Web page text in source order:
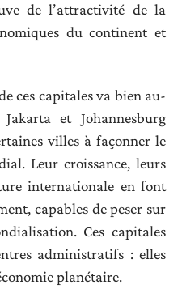
de l’attractivité de la
du continent et
ces capitales va bien au-
et Johannesburg
villes à façonner le
Leur croissance, leurs
internationale en font
capables de peser sur
Ces capitales
administratifs : elles
planétaire.